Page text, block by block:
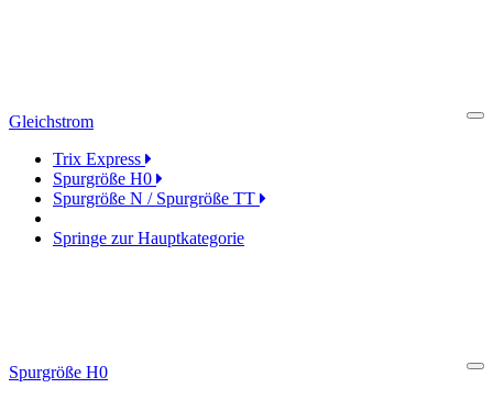
Gleichstrom
Trix Express
Spurgröße H0
Spurgröße N / Spurgröße TT
Springe zur Hauptkategorie
Spurgröße H0